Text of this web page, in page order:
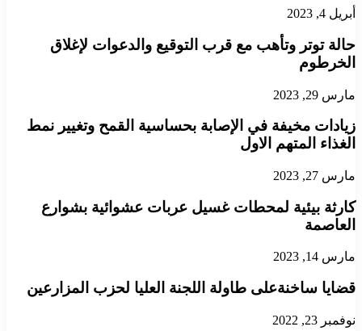
أبريل 4, 2023
حالة توتر وتأهب مع قرب التوقيع والدعوات لإغلاق
الخرطوم
مارس 29, 2023
زيادات مخيفة في الإصابة بحساسية القمح وتغيير نمط
الغذاء المتهم الاول
مارس 27, 2023
كارثة بيئية لمحطات غسيل عربات عشوائية بشوارع
العاصمة
مارس 14, 2023
قضايا ساخنةعلى طاولة اللجنة العليا لحزب المزارعين
نوفمبر 23, 2022